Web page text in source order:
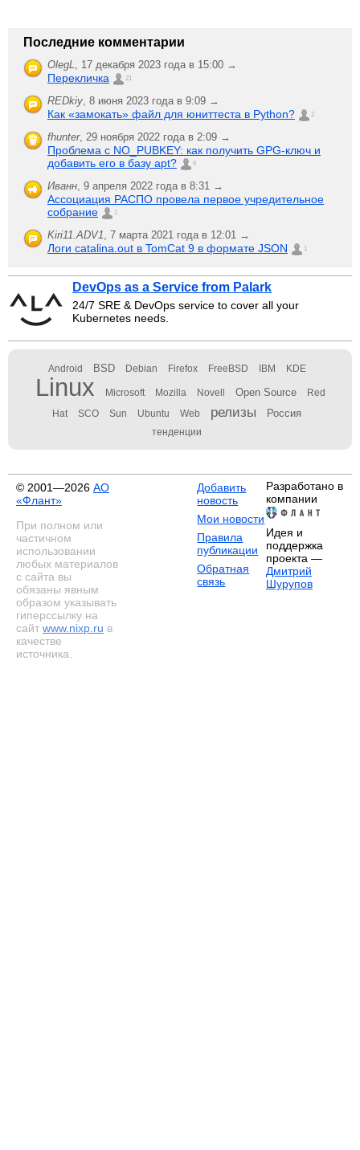
Последние комментарии
OlegL 17 декабря 2023 года в 15:00 →
Перекличка 21
REDkiy 8 июня 2023 года в 9:09 →
Как «замокать» файл для юниттеста в Python? 2
fhunter, 29 ноября 2022 года в 2:09 →
Проблема с NO_PUBKEY: как получить GPG-ключ и
добавить его в базу apt?
6
Иванн 9 апреля 2022 года в 8:31 →
Ассоциация РАСПО провела первое учредительное
собрание
1
Kiri11.ADV1 7 марта 2021 года в 12:01 →
Логи catalina.out в TomCat 9 в формате JSON 1
DevOps as a Service from Palark
24/7 SRE & DevOps service to cover all your
Kubernetes needs.
Android BSD Debian Firefox FreeBSD IBM KDE
Linux Microsoft Mozilla Novell Open Source Red
Hat SCO Sun Ubuntu Web релизы Россия
тенденции
© 2001—2026 АО
«Флант»
При полном или
частичном
использовании
любых материалов
с сайта вы
обязаны явным
образом указывать
гиперссылку на
сайт www.nixp.ru в
качестве
источника.
Добавить
новость
Мои новости
Правила
публикации
Обратная
связь
Разработано в
компании
Идея и
поддержка
проекта —
Дмитрий
Шурупов